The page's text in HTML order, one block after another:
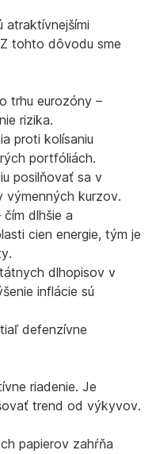
atraktívnejšími
tohto dôvodu sme
trhu eurozóny –
rizika.
proti kolísaniu
portfóliách.
posilňovať sa v
kurzov.
dlhšie a
cien energie, tým je
dlhopisov v
inflácie sú
defenzívne
riadenie. Je
trend od výkyvov.
papierov zahŕňa